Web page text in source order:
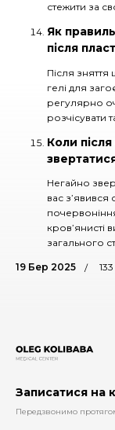
стежити за
Як
після
Після
гелі для
регулярно
розчісувати
Коли
Негайно
вас
кров’янисті
загального
19 Бер 2025
Записатися на
Передзвонимо